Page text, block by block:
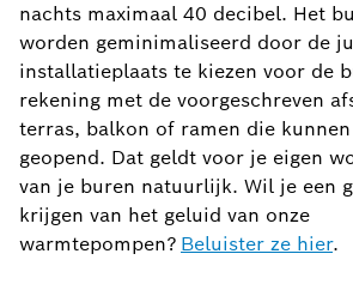
nachts maximaal 40 decibel. Het
worden geminimaliseerd door de
installatieplaats te kiezen voor de
rekening met de voorgeschreven
terras, balkon of ramen die
geopend. Dat geldt voor je eigen
van je buren natuurlijk. Wil je een
krijgen van het geluid van onze
warmtepompen? Beluister ze hier.